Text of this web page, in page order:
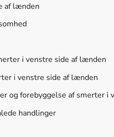
af lænden
i venstre side af lænden
i venstre side af lænden
og forebyggelse af smerter i
handlinger